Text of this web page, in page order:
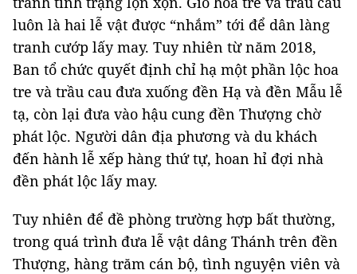
luôn là hai lễ vật được “nhắm” tới để dân làng
tranh cướp lấy may. Tuy nhiên từ năm 2018,
Ban tổ chức quyết định chỉ hạ một phần lộc hoa
tre và trầu cau đưa xuống đền Hạ và đền Mẫu lễ
tạ, còn lại đưa vào hậu cung đền Thượng chờ
phát lộc. Người dân địa phương và du khách
đến hành lễ xếp hàng thứ tự, hoan hỉ đợi nhà
đền phát lộc lấy may.
Tuy nhiên để đề phòng trường hợp bất thường,
trong quá trình đưa lễ vật dâng Thánh trên đền
Thượng, hàng trăm cán bộ, tình nguyện viên và